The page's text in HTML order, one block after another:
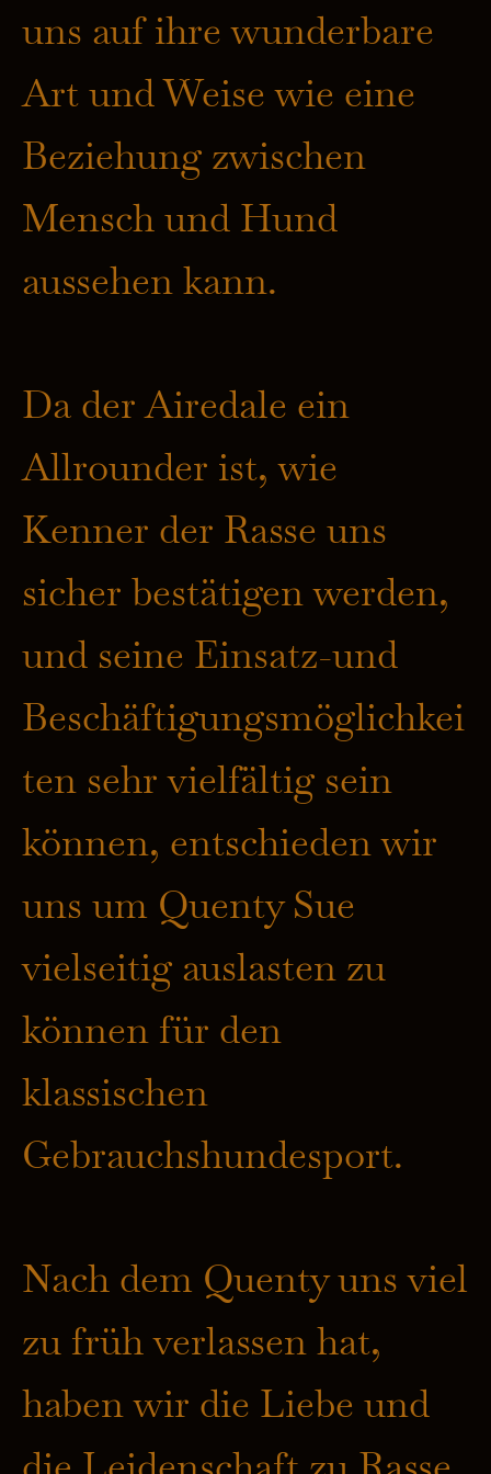
uns auf ihre wunderbare
Art und Weise wie eine
Beziehung zwischen
Mensch und Hund
aussehen kann.
Da der Airedale ein
Allrounder ist, wie
Kenner der Rasse uns
sicher bestätigen werden,
und seine Einsatz-und
Beschäftigungsmöglichkei
ten sehr vielfältig sein
können, entschieden wir
uns um Quenty Sue
vielseitig auslasten zu
können für den
klassischen
Gebrauchshundesport.
Nach dem Quenty uns viel
zu früh verlassen hat,
haben wir die Liebe und